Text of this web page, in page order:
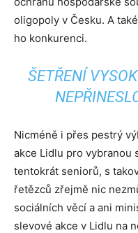
oligopoly v Česku. A
ho konkurenci.
ŠETŘENÍ
Nicméně i přes pestrý
akce Lidlu pro vybranou
tentokrát seniorů, s
řetězců zřejmě nic
sociálních věcí a ani
slevové akce v Lidlu na